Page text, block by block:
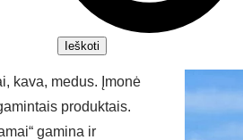
Ieškoti
kava, medus. Įmonė
produktais.
gamina ir